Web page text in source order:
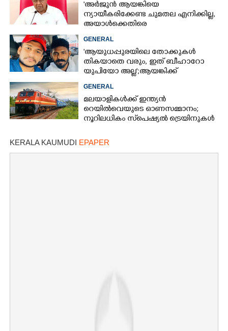
'അർജുൻ ആയങ്കിയെ
ന്യായീകരിക്കേണ്ട ചുമതല എനിക്കില്ല,
അയാൾക്കെതിരെ
നടപടിയെടുത്തോട്ടെ'
GENERAL
'ആയുധപ്പുരയിലെ തോക്കുകൾ
തികയാതെ വരും, ഇത് ബീഹാറോ
യുപിയോ അല്ല';ആയങ്കിക്ക്
പിന്തുണയുമായി ആകാശ് തില്ലങ്കേരി
GENERAL
മലയാളികൾക്ക് ഇന്ത്യൻ
റെയിൽവെയുടെ ഓണസമ്മാനം;
നൂറിലധികം സ്‌പെഷ്യൽ ട്രെയിനുകൾ
KERALA KAUMUDI EPAPER